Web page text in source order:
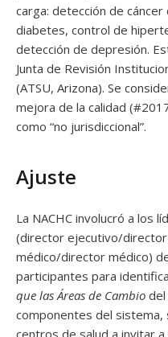
carga: detección de
diabetes, control de
detección de depresión.
Junta de Revisión
(ATSU, Arizona). Se
mejora de la calidad
como “no jurisdiccional”.
Ajuste
La NACHC involucró a los
(director ejecutivo/
médico/director médico)
participantes para
que las Áreas de Cambio
componentes del
centros de salud a invitar